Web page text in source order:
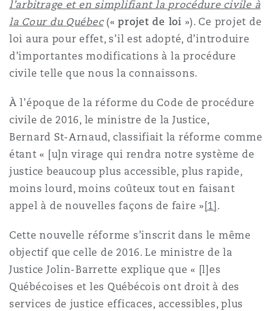
Responsabilité du fabricant
produits
Assurance biens
Assurance spécialisée
County
Francisco
(D. C.)
The St Botolph Building
2 New Bailey
l’arbitrage et en simplifiant la procédure civile à
la Cour du Québec(«projet de loi »). Ce projet de
loi aura pour effet, s’il est adopté, d’introduire
d’importantes modifications à la procédure
civile telle que nous la connaissons.
À l’époque de la réforme du Code de procédure
civile de 2016, le ministre de la Justice,
Bernard St-Arnaud, classifiait la réforme comme
étant « [u]n virage qui rendra notre système de
justice beaucoup plus accessible, plus rapide,
moins lourd, moins coûteux tout en faisant
appel à de nouvelles façons de faire » [1] .
Cette nouvelle réforme s’inscrit dans le même
objectif que celle de 2016. Le ministre de la
Justice Jolin-Barrette explique que « [l]es
Québécoises et les Québécois ont droit à des
services de justice efficaces, accessibles, plus